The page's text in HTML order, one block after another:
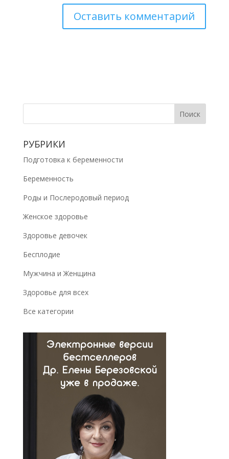
РУБРИКИ
Подготовка к беременности
Беременность
Роды и Послеродовый период
Женское здоровье
Здоровье девочек
Бесплодие
Мужчина и Женщина
Здоровье для всех
Все категории